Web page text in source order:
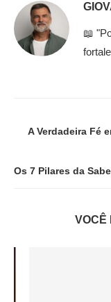
📖
A Verdadeira Fé
Os 7 Pilares da
VOCÊ